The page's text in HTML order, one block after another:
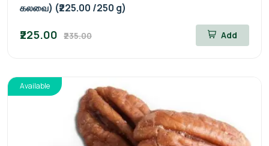
கலவை) (₹225.00 /250 g)
₹225.00 ₹235.00 Add
Available